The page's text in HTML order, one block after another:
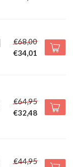
€68,00
€34,01
€64,95
€32,48
€44,95